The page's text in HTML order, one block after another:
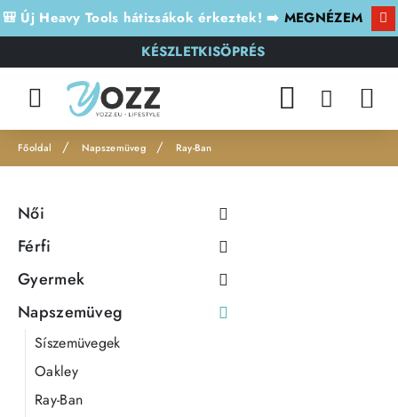
🎒 Új Heavy Tools hátizsákok érkeztek! ➡️ MEGNÉZEM
KÉSZLETKISÖPRÉS
h
m
Napszemüveg Ray-Ban
Női
Férfi
Gyermek
Napszemüveg
Síszemüvegek
Oakley
Ray-Ban